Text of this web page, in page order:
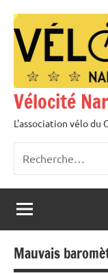
contenu
Vélocité
L'association vélo du
:
Mauvais